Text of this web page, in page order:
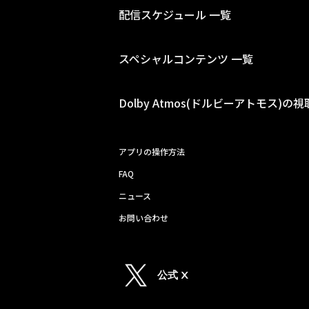
配信スケジュール 一覧
スペシャルコンテンツ 一覧
Dolby Atmos(ドルビーアトモス)の視
アプリの操作方法
FAQ
ニュース
お問い合わせ
公式 X